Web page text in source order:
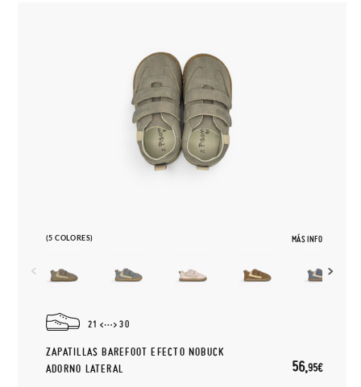
(5 COLORES) MÁS INFO
21 30
ZAPATILLAS BAREFOOT EFECTO NOBUCK
ADORNO LATERAL
56,95€